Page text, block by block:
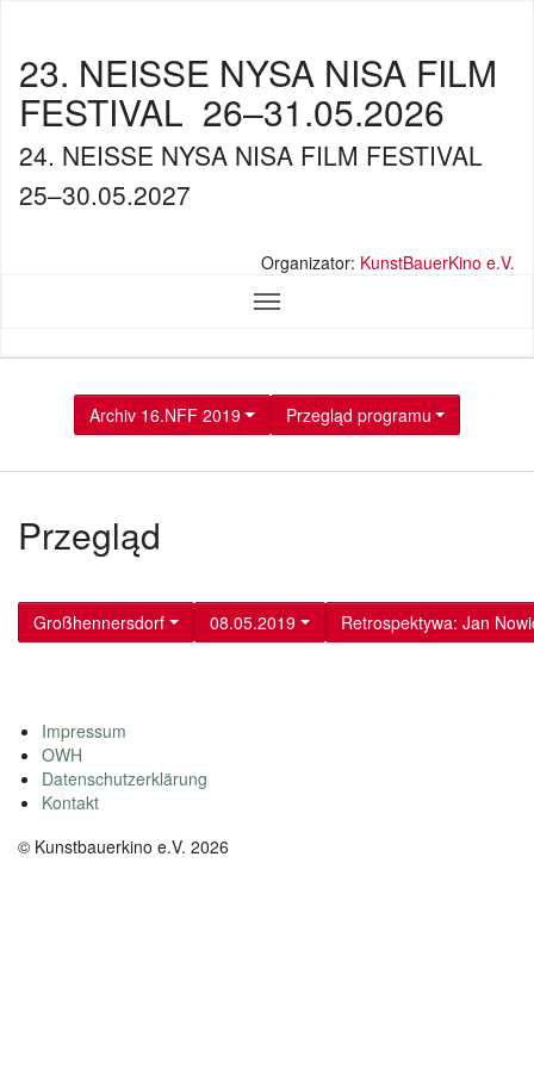
23. NEISSE NYSA NISA FILM
FESTIVAL 26–31.05.2026
24. NEISSE NYSA NISA FILM FESTIVAL
25–30.05.2027
Organizator: KunstBauerKino e.V.
Archiv 16.NFF 2019 Przegląd programu
Przegląd
Großhennersdorf 08.05.2019 Retrospektywa: Jan
Impressum
OWH
Datenschutzerklärung
Kontakt
© Kunstbauerkino e.V. 2026